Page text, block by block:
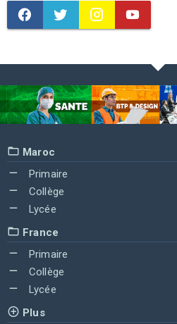
Maroc
Primaire
Collège
Lycée
France
Primaire
Collège
Lycée
Plus